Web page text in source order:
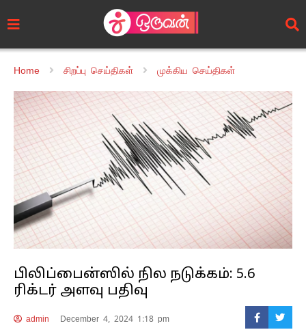
Home சிறப்பு செய்திகள் முக்கிய செய்திகள்
பிலிப்பைன்ஸில் நில நடுக்கம்: 5.6
ரிக்டர் அளவு பதிவு
admin December 4, 2024 1:18 pm